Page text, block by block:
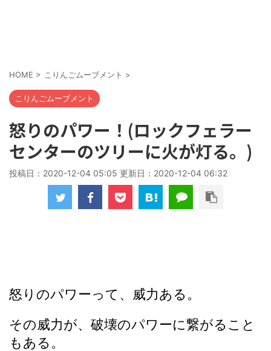
HOME > こりんごムーブメント >
こりんごムーブメント
怒りのパワー！(ロックフェラー
センターのツリーに火が灯る。)
投稿日：2020-12-04 05:05 更新日： 2020-12-04 06:32
怒りのパワーって、威力ある。
その威力が、破壊のパワーに繋がること
もある。